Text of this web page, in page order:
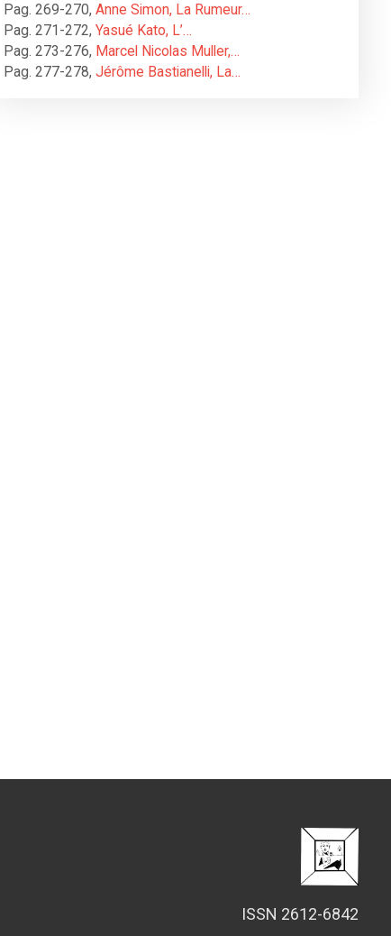
Pag. 269-270, Anne Simon, La Rumeur…
Pag. 271-272, Yasué Kato, L’…
Pag. 273-276, Marcel Nicolas Muller,…
Pag. 277-278, Jérôme Bastianelli, La…
ISSN 2612-6842